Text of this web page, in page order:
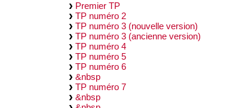
Premier TP
TP numéro 2
TP numéro 3 (nouvelle version)
TP numéro 3 (ancienne version)
TP numéro 4
TP numéro 5
TP numéro 6
&nbsp
TP numéro 7
&nbsp